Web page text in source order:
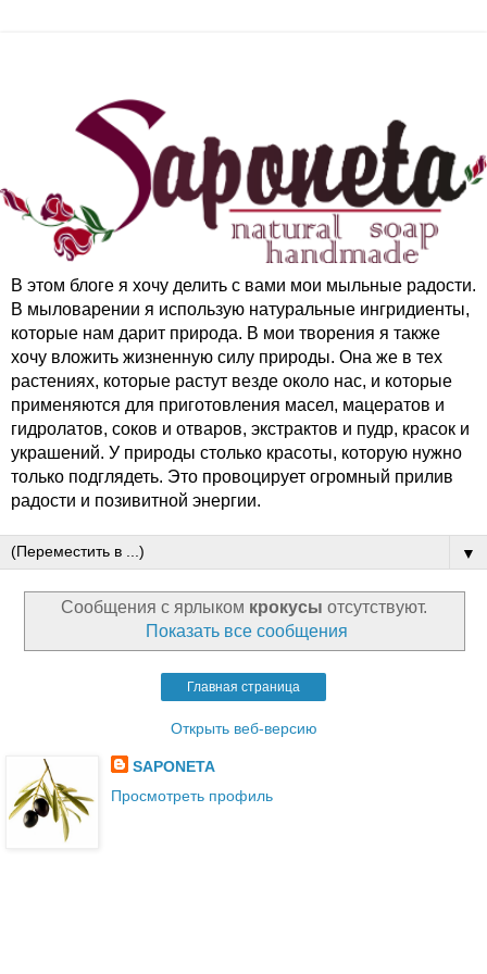
В этом блоге я хочу делить с вами мои мыльные радости.
В мыловарении я использую натуральные ингридиенты,
которые нам дарит природа. В мои творения я также
хочу вложить жизненную силу природы. Она же в тех
растениях, которые растут везде около нас, и которые
применяются для приготовления масел, мацератов и
гидролатов, соков и отваров, экстрактов и пудр, красок и
украшений. У природы столько красоты, которую нужно
только подглядеть. Это провоцирует огромный прилив
радости и позивитной энергии.
▼
Сообщения с ярлыком крокусы отсутствуют.
Показать все сообщения
Главная страница
Открыть веб-версию
SAPONETA
Просмотреть профиль